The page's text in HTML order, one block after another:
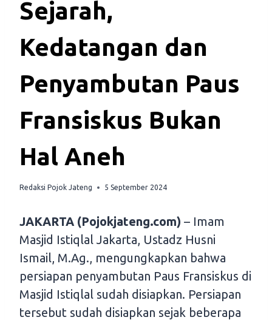
Sejarah,
Kedatangan dan
Penyambutan Paus
Fransiskus Bukan
Hal Aneh
Redaksi Pojok Jateng 5 September 2024
JAKARTA (Pojokjateng.com) – Imam
Masjid Istiqlal Jakarta, Ustadz Husni
Ismail, M.Ag., mengungkapkan bahwa
persiapan penyambutan Paus Fransiskus di
Masjid Istiqlal sudah disiapkan. Persiapan
tersebut sudah disiapkan sejak beberapa